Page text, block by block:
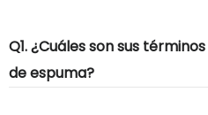
Q1. ¿Cuáles son sus
de espuma?